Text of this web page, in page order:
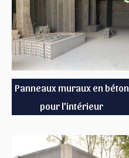
Panneaux muraux en béton
pour l'intérieur